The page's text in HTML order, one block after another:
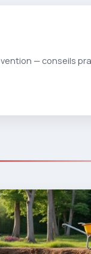
— conseils